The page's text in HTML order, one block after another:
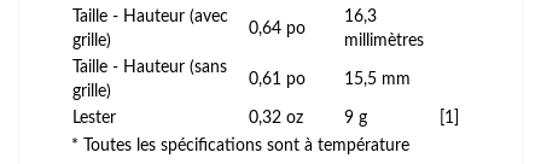
Taille - Hauteur (avec
grille)
0,64 po
16,3
millimètres
Taille - Hauteur (sans
grille)
0,61 po 15,5 mm
Lester 0,32 oz 9 g
[1]
* Toutes les spécifications sont à température